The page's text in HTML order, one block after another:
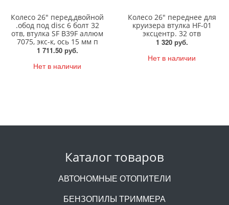
Колесо 26" перед,двойной
.обод под disc 6 болт 32
отв, втулка SF B39F аллюм
7075, экс-к, ось 15 мм п
1 711.50 руб.
Нет в наличии
Колесо 26" переднее для
круизера втулка HF-01
эксцентр. 32 отв
1 320 руб.
Нет в наличии
Каталог товаров
АВТОНОМНЫЕ ОТОПИТЕЛИ
БЕНЗОПИЛЫ ТРИММЕРА